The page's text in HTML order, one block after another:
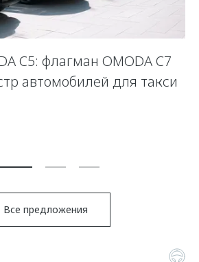
C5: флагман OMODA C7
автомобилей для такси
Все предложения